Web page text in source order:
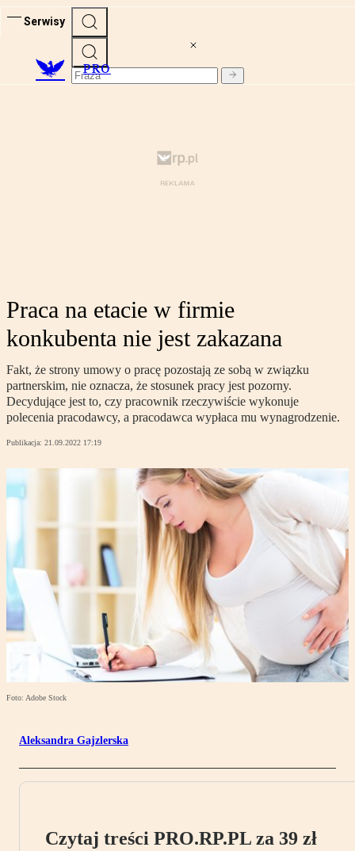
Serwisy
PRO
Praca na etacie w firmie
konkubenta nie jest zakazana
Fakt, że strony umowy o pracę pozostają ze sobą w związku
partnerskim, nie oznacza, że stosunek pracy jest pozorny.
Decydujące jest to, czy pracownik rzeczywiście wykonuje
polecenia pracodawcy, a pracodawca wypłaca mu wynagrodzenie.
Publikacja: 21.09.2022 17:19
Foto: Adobe Stock
Aleksandra Gajzlerska
Czytaj treści PRO.RP.PL za 39 zł